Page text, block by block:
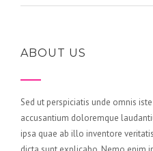
ABOUT US
Sed ut perspiciatis unde omnis
accusantium doloremque
ipsa quae ab illo inventore